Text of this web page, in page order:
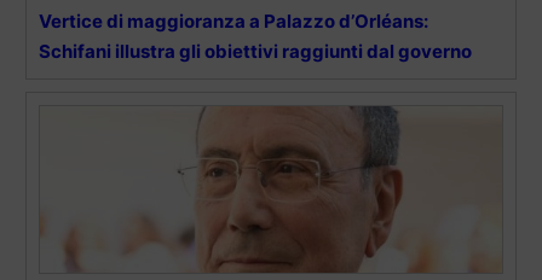
Vertice di maggioranza a Palazzo d’Orléans:
Schifani illustra gli obiettivi raggiunti dal governo